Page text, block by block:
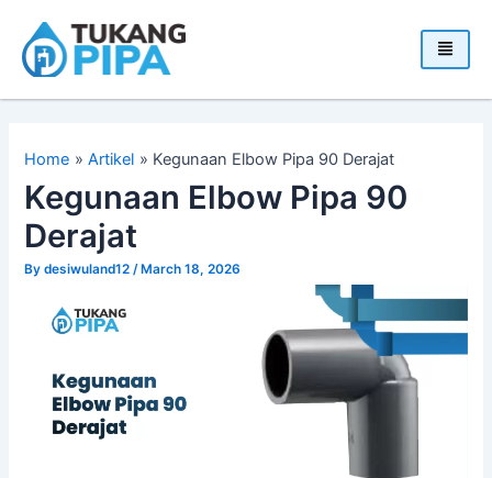
content
Home Artikel Kegunaan Elbow Pipa 90 Derajat
Kegunaan Elbow Pipa 90
Derajat
Bydesiwuland12/ March 18, 2026